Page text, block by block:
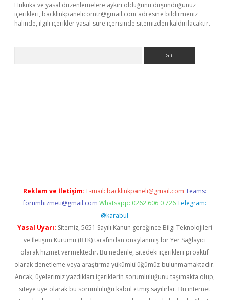
Hukuka ve yasal düzenlemelere aykırı olduğunu düşündüğünüz
içerikleri, backlinkpanelicomtr@gmail.com adresine bildirmeniz
halinde, ilgili içerikler yasal süre içerisinde sitemizden kaldırılacaktır.
Reklam ve İletişim: E-mail: backlinkpaneli@gmail.com Teams:
forumhizmeti@gmail.com Whatsapp: 0262 606 0 726 Telegram:
@karabul
Yasal Uyarı: Sitemiz, 5651 Sayılı Kanun gereğince Bilgi Teknolojileri
ve İletişim Kurumu (BTK) tarafından onaylanmış bir Yer Sağlayıcı
olarak hizmet vermektedir. Bu nedenle, sitedeki içerikleri proaktif
olarak denetleme veya araştırma yükümlülüğümüz bulunmamaktadır.
Ancak, üyelerimiz yazdıkları içeriklerin sorumluluğunu taşımakta olup,
siteye üye olarak bu sorumluluğu kabul etmiş sayılırlar. Bu internet